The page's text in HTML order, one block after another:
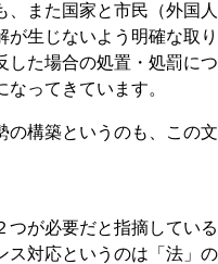
、また国家と市民（外国人
が生じないよう明確な取り
した場合の処置・処罰につ
ってきています。
の構築というのも、この文
つが必要だと指摘している
ス対応というのは「法」の